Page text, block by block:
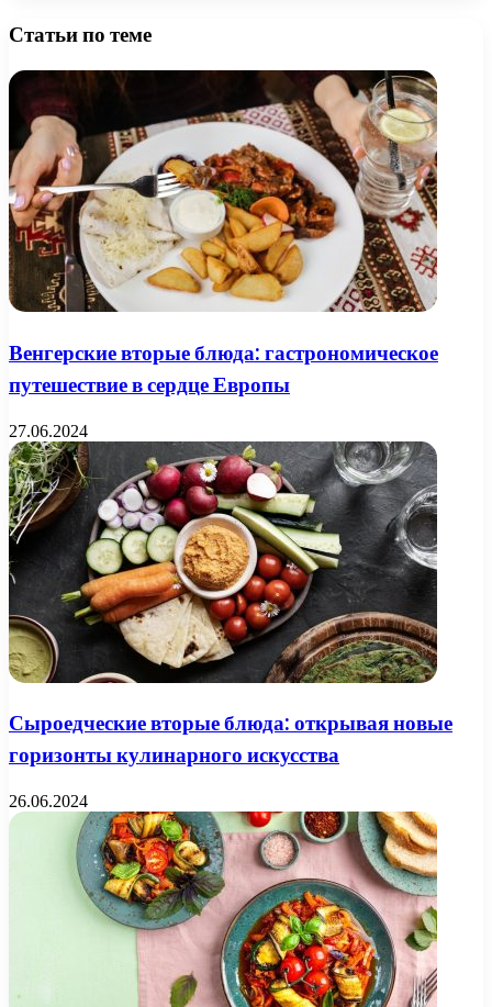
Статьи по теме
Венгерские вторые блюда: гастрономическое
путешествие в сердце Европы
27.06.2024
Сыроедческие вторые блюда: открывая новые
горизонты кулинарного искусства
26.06.2024